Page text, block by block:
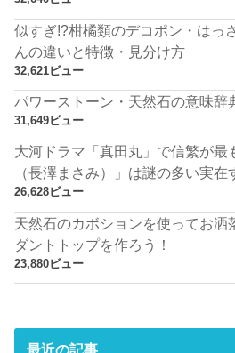
似すぎ!?柑橘類のデコポン・はっ
んの違いと特徴・見分け方
32,621ビュー
パワーストーン・天然石の意味辞
31,649ビュー
大河ドラマ「真田丸」で信繁が最
（長澤まさみ）」は謎の多い実在
26,628ビュー
天然石のカボションを使ってお洒
ダントトップを作ろう！
23,880ビュー
最近の記事